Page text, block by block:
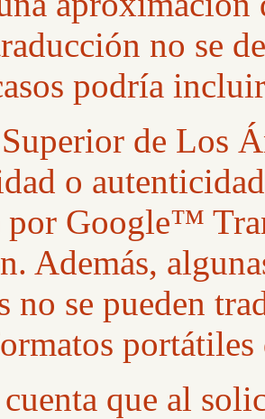
no se
podría
de Los
o
por Google™
Además,
no se pueden
que al